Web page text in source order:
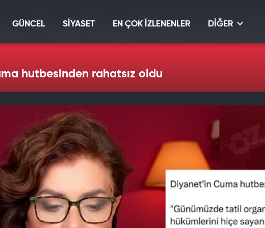
GÜNCEL SİYASET EN ÇOK İZLENENLER DİĞER
hutbesinden rahatsız oldu